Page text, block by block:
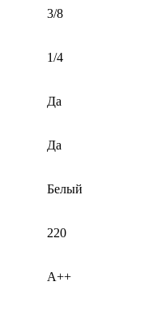
3/8
1/4
Да
Да
Белый
220
A++